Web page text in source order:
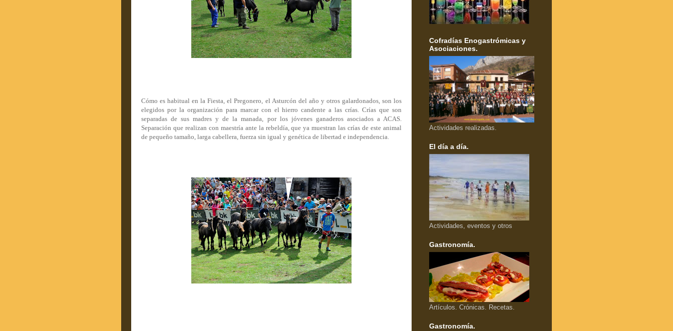
Cómo es habitual en la Fiesta, el Pregonero, el Asturcón del año y otros galardonados, son los
elegidos por la organización para marcar con el hierro candente a las crías. Crías que son
separadas de sus madres y de la manada, por los jóvenes ganaderos asociados a ACAS.
Separación que realizan con maestría ante la rebeldía, que ya muestran las crías de este animal
de pequeño tamaño, larga cabellera, fuerza sin igual y genética de libertad e independencia.
Cofradías Enogastrómicas y
Asociaciones.
Actividades realizadas.
El día a día.
Actividades, eventos y otros
Gastronomía.
Artículos. Crónicas. Recetas.
Gastronomía.